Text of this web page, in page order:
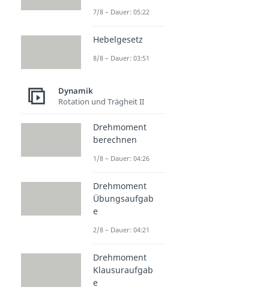
7/8 – Dauer: 05:22
Hebelgesetz
8/8 – Dauer: 03:51
Dynamik
Rotation und Trägheit II
Drehmoment
berechnen
1/8 – Dauer: 04:26
Drehmoment
Übungsaufgab
e
2/8 – Dauer: 04:21
Drehmoment
Klausuraufgab
e